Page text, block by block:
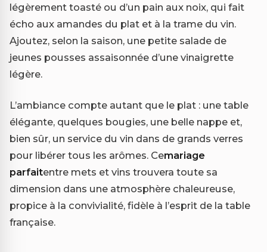
légèrement toasté ou d’un pain aux noix, qui fait
écho aux amandes du plat et à la trame du vin.
Ajoutez, selon la saison, une petite salade de
jeunes pousses assaisonnée d’une vinaigrette
légère.
L’ambiance compte autant que le plat : une table
élégante, quelques bougies, une belle nappe et,
bien sûr, un service du vin dans de grands verres
pour libérer tous les arômes. Cemariage
parfaitentre mets et vins trouvera toute sa
dimension dans une atmosphère chaleureuse,
propice à la convivialité, fidèle à l’esprit de la table
française.